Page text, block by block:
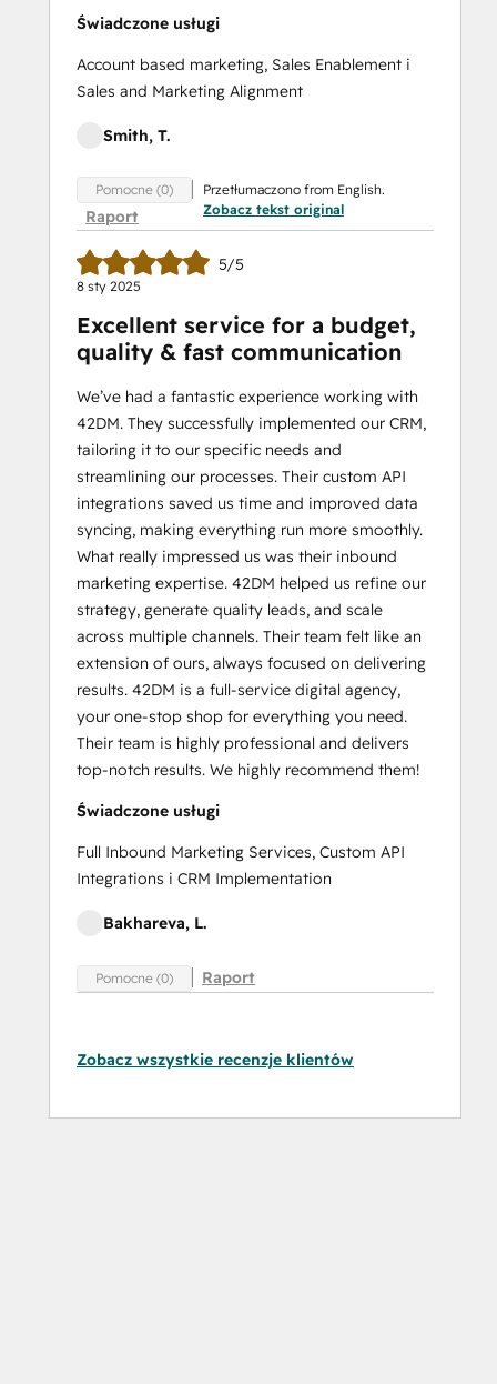
Świadczone usługi
Account based marketing, Sales Enablement i
Sales and Marketing Alignment
Smith, T.
Pomocne (0)
Raport
Przetłumaczono from English.
Zobacz tekst original
5/5
8 sty 2025
Excellent service for a budget,
quality & fast communication
We’ve had a fantastic experience working with
42DM. They successfully implemented our CRM,
tailoring it to our specific needs and
streamlining our processes. Their custom API
integrations saved us time and improved data
syncing, making everything run more smoothly.
What really impressed us was their inbound
marketing expertise. 42DM helped us refine our
strategy, generate quality leads, and scale
across multiple channels. Their team felt like an
extension of ours, always focused on delivering
results. 42DM is a full-service digital agency,
your one-stop shop for everything you need.
Their team is highly professional and delivers
top-notch results. We highly recommend them!
Świadczone usługi
Full Inbound Marketing Services, Custom API
Integrations i CRM Implementation
Bakhareva, L.
Pomocne (0) Raport
Zobacz wszystkie recenzje klientów